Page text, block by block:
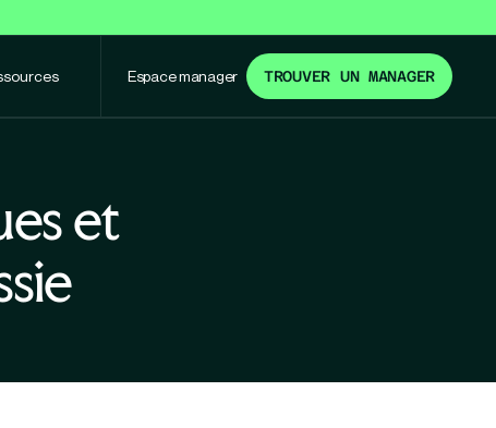
Espace manager TROUVER UN MANAGER
et